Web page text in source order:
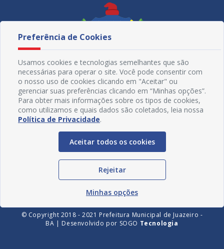
Redes Sociais
© Copyright 2018 - 2021 Prefeitura Municipal de Juazeiro -
BA | Desenvolvido por SOGO Tecnologia
Preferência de Cookies
Usamos cookies e tecnologias semelhantes que são
necessárias para operar o site. Você pode consentir com
o nosso uso de cookies clicando em "Aceitar" ou
gerenciar suas preferências clicando em “Minhas opções”.
Para obter mais informações sobre os tipos de cookies,
como utilizamos e quais dados são coletados, leia nossa
Política de Privacidade.
Aceitar todos os cookies
Rejeitar
Minhas opções